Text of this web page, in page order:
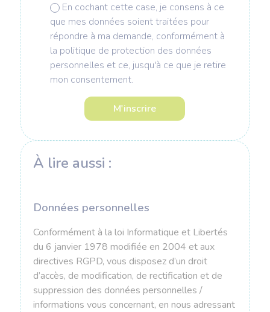
En cochant cette case, je consens à ce
que mes données soient traitées pour
répondre à ma demande, conformément à
la politique de protection des données
personnelles et ce, jusqu'à ce que je retire
mon consentement.
À lire aussi :
Données personnelles
Conformément à la loi Informatique et Libertés
du 6 janvier 1978 modifiée en 2004 et aux
directives RGPD, vous disposez d’un droit
d’accès, de modification, de rectification et de
suppression des données personnelles /
informations vous concernant, en nous adressant